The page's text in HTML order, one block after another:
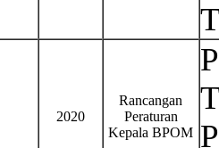
2020
Rancangan
Peraturan
Kepala BPOM